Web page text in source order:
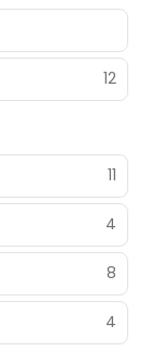
12
11
4
8
4